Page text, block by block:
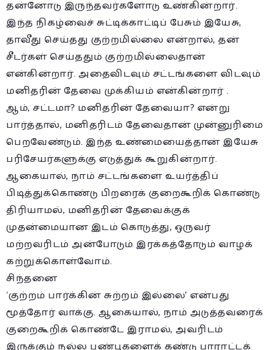
தன்னோடு இருந்தவர்களோடு உண்கின்றார்.
இந்த நிகழ்வைச் சுட்டிக்காட்டிப் பேசும் இயேசு,
தாவீது செய்தது குற்றமில்லை என்றால், தன்
சீடர்கள் செய்ததும் குற்றமில்லைதான்
என்கின்றார். அதைவிடவும் சட்டங்களை விடவும்
மனிதரின் தேவை முக்கியம் என்கின்றார் .
ஆம், சட்டமா? மனிதரின் தேவையா? என்று
பார்த்தால், மனிதரிடம் தேவைதான் முன்னுரிமை
பெறவேண்டும். இந்த உண்மையைத்தான் இயேசு
பரிசேயர்களுக்கு எடுத்துக் கூறுகின்றார்.
ஆகையால், நாம் சட்டங்களை உயர்த்திப்
பிடித்துக்கொண்டு பிறரைக் குறைகூறிக் கொண்டு
திரியாமல், மனிதரின் தேவைக்குக்
முதன்மையான இடம் கொடுத்து, ஒருவர்
மற்றவரிடம் அன்போடும் இரக்கத்தோடும் வாழக்
கற்றுக்கொள்வோம்.
சிந்தனை
‘குற்றம் பார்க்கின் சுற்றம் இல்லை’ என்பது
மூத்தோர் வாக்கு. ஆகையால், நாம் அடுத்தவரைக்
குறைகூறிக் கொண்டே இராமல், அவரிடம்
இருக்கும் நல்ல பண்புகளைக் கண்டு பாராட்டக்